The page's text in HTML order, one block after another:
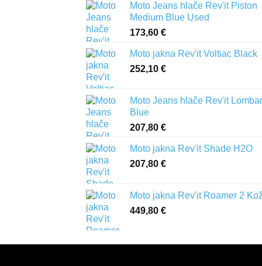
Moto Jeans hlače Rev'it Piston
Medium Blue Used
173,60 €
Moto jakna Rev'it Voltiac Black
252,10 €
Moto Jeans hlače Rev'it
Blue
207,80 €
Moto jakna Rev'it Shade H2O
207,80 €
Moto jakna Rev'it Roamer 2
449,80 €